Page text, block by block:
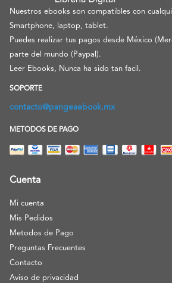
Nuestros ebooks son compatibles con
Smartphone, laptop, tablet.
Puedes realizar tus pagos desde México
parte del mundo (Paypal).
Leer Ebooks, Nunca ha sido tan facil.
SOPORTE
contacto@pangeaebook.mx
METODOS DE PAGO
Cuenta
Mi cuenta
Mis Pedidos
Metodos de Pago
Preguntas Frecuentes
Contacto
Aviso de privacidad